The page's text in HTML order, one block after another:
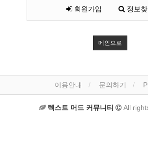
회원가입 정보
메인으로
이용안내 문의하기
텍스트 머드 커뮤니티 All